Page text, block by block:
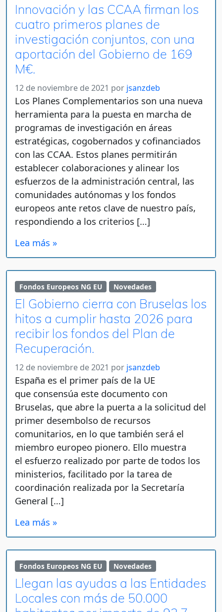
Innovación y las CCAA firman los
cuatro primeros planes de
investigación conjuntos, con una
aportación del Gobierno de 169
M€.
12 de noviembre de 2021 por jsanzdeb
Los Planes Complementarios son una nueva
herramienta para la puesta en marcha de
programas de investigación en áreas
estratégicas, cogobernados y cofinanciados
con las CCAA. Estos planes permitirán
establecer colaboraciones y alinear los
esfuerzos de la administración central, las
comunidades autónomas y los fondos
europeos ante retos clave de nuestro país,
respondiendo a los criterios […]
Lea más »
Fondos Europeos NG EU Novedades
El Gobierno cierra con Bruselas los
hitos a cumplir hasta 2026 para
recibir los fondos del Plan de
Recuperación.
12 de noviembre de 2021 por jsanzdeb
España es el primer país de la UE
que consensúa este documento con
Bruselas, que abre la puerta a la solicitud del
primer desembolso de recursos
comunitarios, en lo que también será el
miembro europeo pionero. Ello muestra
el esfuerzo realizado por parte de todos los
ministerios, facilitado por la tarea de
coordinación realizada por la Secretaría
General […]
Lea más »
Fondos Europeos NG EU Novedades
Llegan las ayudas a las Entidades
Locales con más de 50.000